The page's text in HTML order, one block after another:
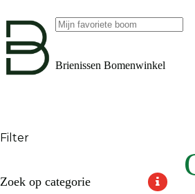
naar
inhoud
Brienissen Bomenwinkel
Filter
Zoek op categorie